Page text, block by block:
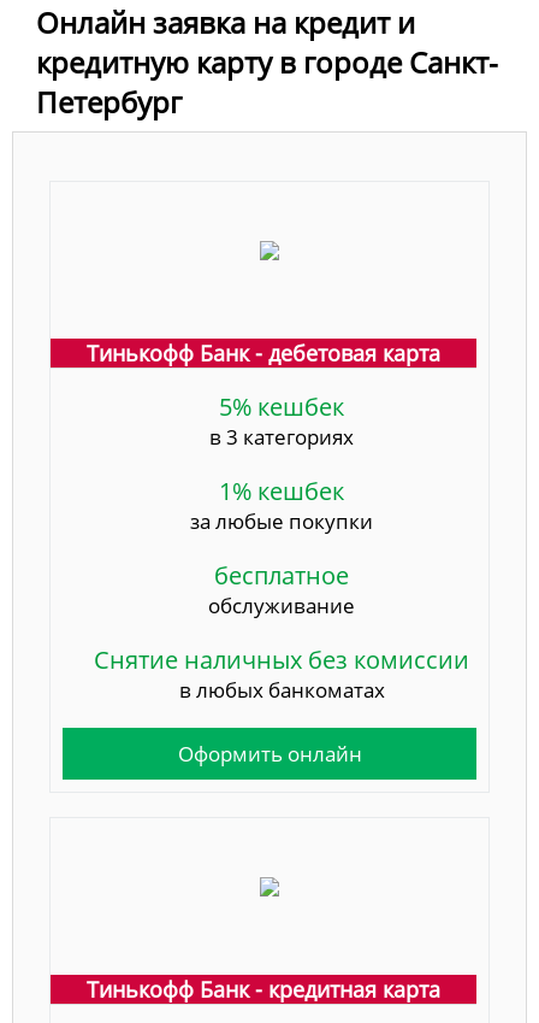
Онлайн заявка на кредит и
кредитную карту в городе Санкт-
Петербург
Тинькофф Банк - дебетовая карта
5% кешбек
в 3 категориях
1% кешбек
за любые покупки
бесплатное
обслуживание
Снятие наличных без комиссии
в любых банкоматах
Оформить онлайн
Тинькофф Банк - кредитная карта